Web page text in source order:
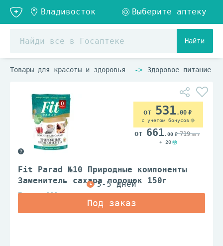
Найти
Товары для красоты и здоровья Здоровое питание
Fit Parad №10 Природные компоненты
Заменитель сахара порошок 150г
Питэко ООО
531.00
с учетом бонусов
661 .00 719.00
+ 20